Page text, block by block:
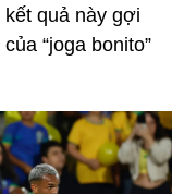
quả này gợi
“joga bonito”